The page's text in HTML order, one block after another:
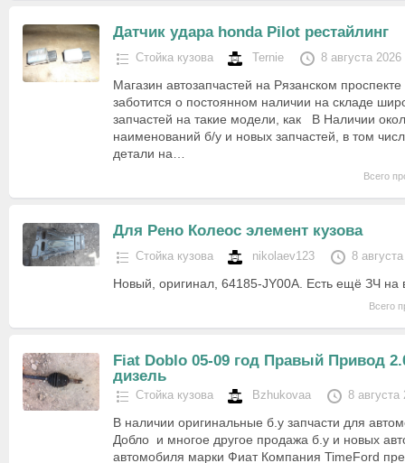
Датчик удара honda Pilot рестайлинг
Стойка кузова Ternie 8 августа 2026
Магазин автозапчастей на Рязанском
заботится о постоянном наличии на складе
запчастей на такие модели, как В Наличии
наименований б/у и новых запчастей, в том
детали на…
Всего
Для Рено Колеос элемент кузова
Стойка кузова nikolaev123 8
Новый, оригинал, 64185-JY00A. Есть ещё ЗЧ на
Всего
Fiat Doblo 05-09 год Правый Привод
дизель
Стойка кузова Bzhukovaa 8 августа
В наличии оригинальные б.у запчасти для
Добло и многое другое продажа б.у и новых
автомобиля марки Фиат Компания TimeFord